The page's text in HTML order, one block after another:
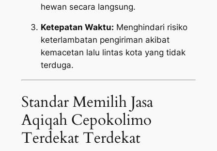
hewan secara langsung.
Ketepatan Waktu: Menghindari risiko
keterlambatan pengiriman akibat
kemacetan lalu lintas kota yang tidak
terduga.
Standar Memilih Jasa
Aqiqah Cepokolimo
Terdekat Terdekat